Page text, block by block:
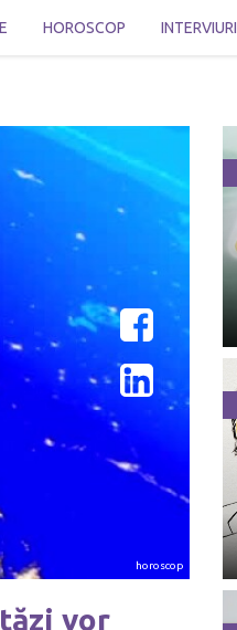
HOROSCOP INTERVIURI
horoscop
vor